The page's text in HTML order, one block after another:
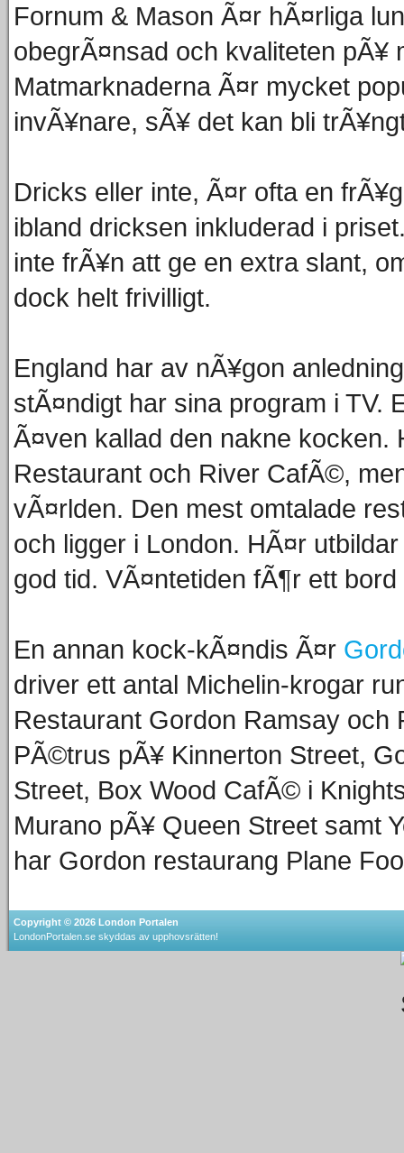
Fornum & Mason Ã¤r hÃ¤rliga
obegrÃ¤nsad och kvaliteten pÃ¥
Matmarknaderna Ã¤r mycket
invÃ¥nare, sÃ¥ det kan bli
Dricks eller inte, Ã¤r ofta en
ibland dricksen inkluderad i
inte frÃ¥n att ge en extra slant,
dock helt frivilligt.
England har av nÃ¥gon
stÃ¤ndigt har sina program i TV.
Ã¤ven kallad den nakne kocken.
Restaurant och River CafÃ©,
vÃ¤rlden. Den mest omtalade
och ligger i London. HÃ¤r
god tid. VÃ¤ntetiden fÃ¶r ett
En annan kock-kÃ¤ndis Ã¤r
driver ett antal Michelin-krogar
Restaurant Gordon Ramsay
PÃ©trus pÃ¥ Kinnerton Street,
Street, Box Wood CafÃ© i
Murano pÃ¥ Queen Street samt
har Gordon restaurang Plane
Copyright © 2026 London Portalen
LondonPortalen.se skyddas av upphovsrätten!